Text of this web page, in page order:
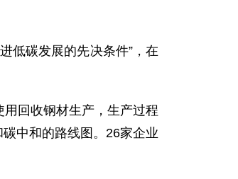
低碳发展的先决条件”，在
回收钢材生产，生产过程
中和的路线图。26家企业